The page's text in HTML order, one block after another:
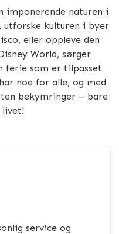
imponerende naturen i
utforske kulturen i byer
eller oppleve den
World, sørger
ferie som er tilpasset
noe for alle, og med
bekymringer – bare
service og